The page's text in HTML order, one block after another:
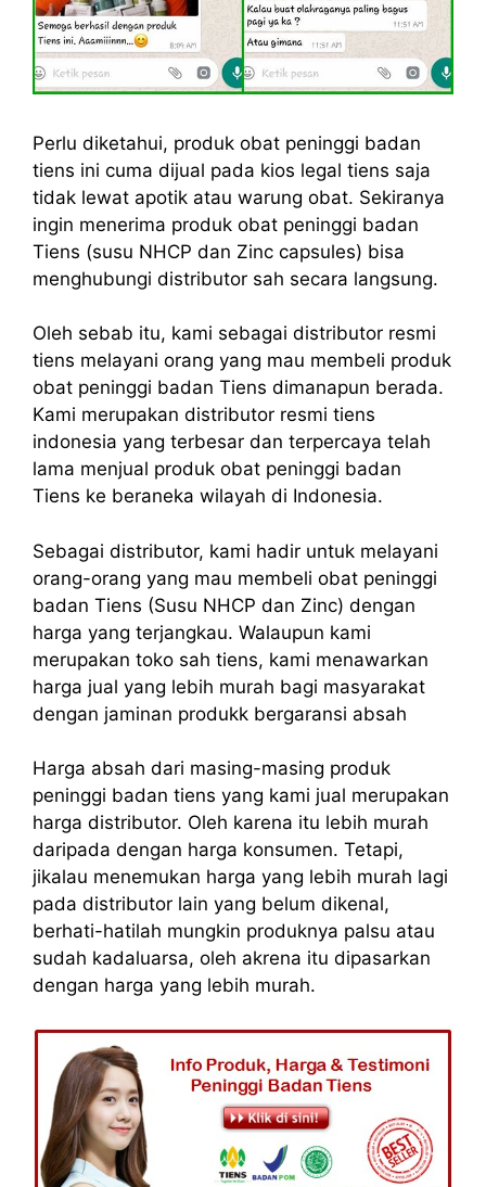
Perlu diketahui, produk obat peninggi badan
tiens ini cuma dijual pada kios legal tiens saja
tidak lewat apotik atau warung obat. Sekiranya
ingin menerima produk obat peninggi badan
Tiens (susu NHCP dan Zinc capsules) bisa
menghubungi distributor sah secara langsung.
Oleh sebab itu, kami sebagai distributor resmi
tiens melayani orang yang mau membeli produk
obat peninggi badan Tiens dimanapun berada.
Kami merupakan distributor resmi tiens
indonesia yang terbesar dan terpercaya telah
lama menjual produk obat peninggi badan
Tiens ke beraneka wilayah di Indonesia.
Sebagai distributor, kami hadir untuk melayani
orang-orang yang mau membeli obat peninggi
badan Tiens (Susu NHCP dan Zinc) dengan
harga yang terjangkau. Walaupun kami
merupakan toko sah tiens, kami menawarkan
harga jual yang lebih murah bagi masyarakat
dengan jaminan produkk bergaransi absah
Harga absah dari masing-masing produk
peninggi badan tiens yang kami jual merupakan
harga distributor. Oleh karena itu lebih murah
daripada dengan harga konsumen. Tetapi,
jikalau menemukan harga yang lebih murah lagi
pada distributor lain yang belum dikenal,
berhati-hatilah mungkin produknya palsu atau
sudah kadaluarsa, oleh akrena itu dipasarkan
dengan harga yang lebih murah.